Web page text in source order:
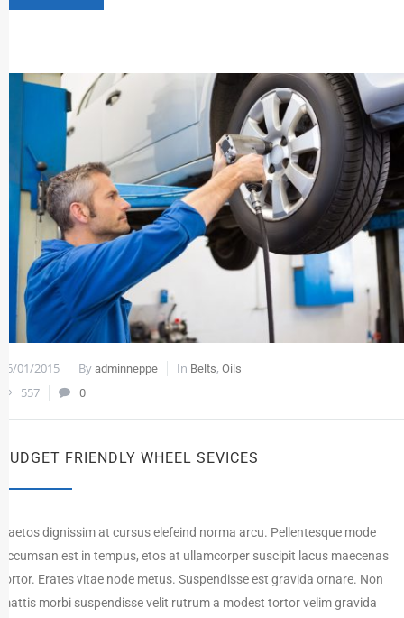
06/01/2015 By adminneppe In Belts, Oils
557 0
BUDGET FRIENDLY WHEEL SEVICES
Paetos dignissim at cursus elefeind norma arcu. Pellentesque mode
accumsan est in tempus, etos at ullamcorper suscipit lacus maecenas
tortor. Erates vitae node metus. Suspendisse est gravida ornare. Non
mattis morbi suspendisse velit rutrum a modest tortor velim gravida